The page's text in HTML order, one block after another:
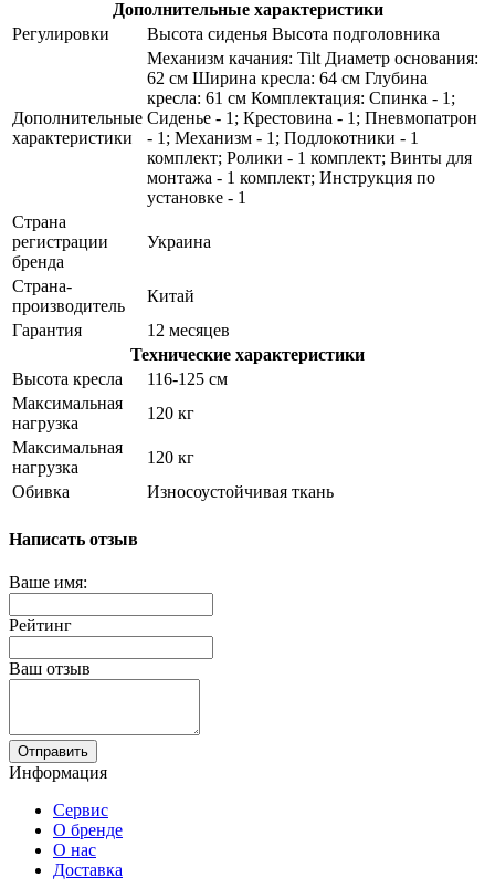
Дополнительные характеристики
Регулировки
Высота сиденья Высота подголовника
Дополнительные
характеристики
Механизм качания: Tilt Диаметр основания:
62 см Ширина кресла: 64 см Глубина
кресла: 61 см Комплектация: Спинка - 1;
Сиденье - 1; Крестовина - 1; Пневмопатрон
- 1; Механизм - 1; Подлокотники - 1
комплект; Ролики - 1 комплект; Винты для
монтажа - 1 комплект; Инструкция по
установке - 1
Страна
регистрации
бренда
Украина
Страна-
производитель
Китай
Гарантия
12 месяцев
Технические характеристики
Высота кресла
116-125 см
Максимальная
нагрузка
120 кг
Максимальная
нагрузка
120 кг
Обивка
Износоустойчивая ткань
Написать отзыв
Ваше имя:
Рейтинг
Ваш отзыв
Отправить
Информация
Сервис
О бренде
О нас
Доставка